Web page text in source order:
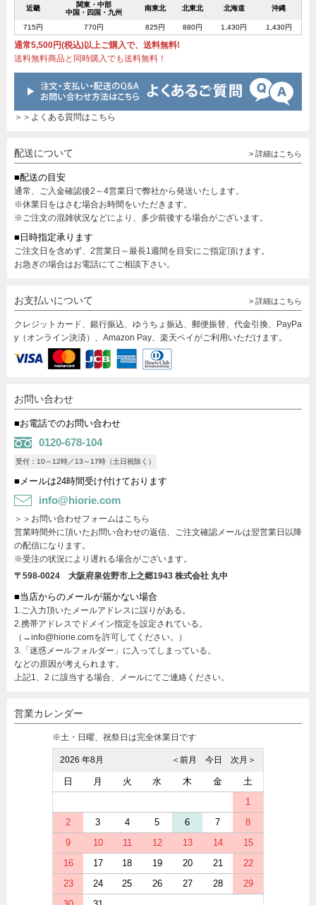
近畿
関東・中部
中国・四国・九州
南東北 北東北 北海道 沖縄
715円 770円 825円 880円 1,430円 1,430円
通常5,500円(税込)以上ご購入で、送料無料!
送料無料商品と同時購入でも送料無料！
＞＞よくある質問はこちら
配送について > 詳細はこちら
■配送の目安
通常、ご入金確認後2～4営業日で弊社から発送いたします。
※休業日をはさむ場合お時間をいただきます。
※ご注文の混雑状況などにより、多少前後する場合がございます。
■日時指定承ります
ご注文日を含めず、2営業日～最長1週間を目安にご指定頂けます。
お急ぎの場合はお電話にてご相談下さい。
お支払いについて > 詳細はこちら
クレジットカード、銀行振込、ゆうちょ振込、郵便振替、代金引換、PayPa
y（オンライン決済）、Amazon Pay、楽天ペイがご利用いただけます。
お問い合わせ
■お電話でのお問い合わせ
0120-678-104
受付：10～12時／13～17時（土日祝除く）
■メールは24時間受け付けております
info@hiorie.com
＞＞お問い合わせフォームはこちら
営業時間外に頂いたお問い合わせの返信、ご注文確認メールは翌営業日以降
の配信になります。
※受注の状況により遅れる場合がございます。
〒598-0024 大阪府泉佐野市上之郷1943 株式会社 丸中
■当店からのメールが届かない場合
1.ご入力頂いたメールアドレスに誤りがある。
2.携帯アドレスでドメイン指定を設定されている。
（→info@hiorie.comを許可してください。）
3.「迷惑メールフォルダー」に入ってしまっている。
などの原因が考えられます。
上記1、2 に該当する場合、メールにてご連絡ください。
営業カレンダー
※土・日曜、祝祭日は完全休業日です
2026 年8月 次月＞
今日
＜前月
日 月 火 水 木 金
土
1
2
3 4 5 6 7
8
9
10 11 12 13 14
15
16
17 18 19 20 21
22
23
24 25 26 27 28
29